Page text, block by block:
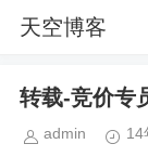
天空博客
转载-竞价专
admin 14